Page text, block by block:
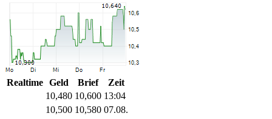
Realtime Geld Brief
Zeit
10,480 10,600 13:04
10,500 10,580 07.08.